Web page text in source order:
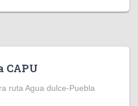
CAPU
ruta Agua dulce-Puebla